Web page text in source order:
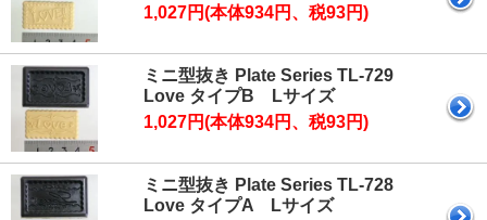
1,027円(本体934円、税93円)
ミニ型抜き Plate Series TL-729
Love タイプB Lサイズ
1,027円(本体934円、税93円)
ミニ型抜き Plate Series TL-728
Love タイプA Lサイズ